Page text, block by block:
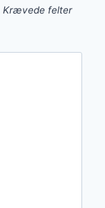
Krævede felter